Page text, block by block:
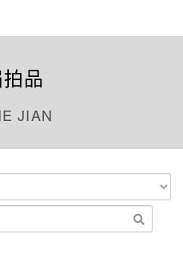
品
JIAN